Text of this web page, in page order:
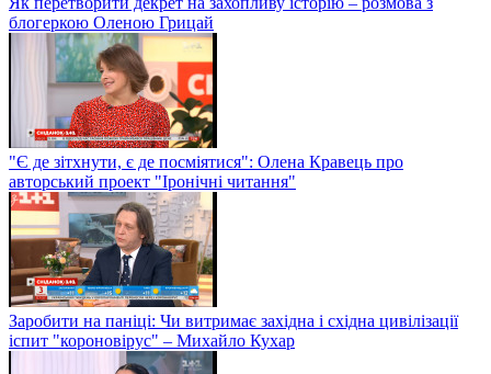
блогеркою Оленою Грицай
"Є де зітхнути, є де посміятися": Олена Кравець про
авторський проект "Іронічні читання"
Заробити на паніці: Чи витримає західна і східна цивілізації
іспит "короновірус" – Михайло Кухар